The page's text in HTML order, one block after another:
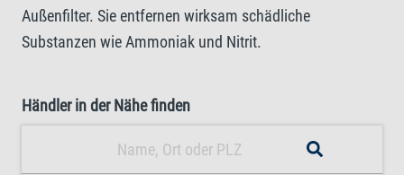
Außenfilter. Sie entfernen wirksam schädliche
Substanzen wie Ammoniak und Nitrit.
Händler in der Nähe finden